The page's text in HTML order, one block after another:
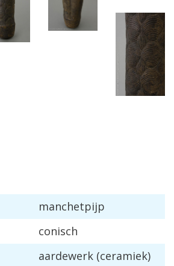
manchetpijp
conisch
aardewerk (ceramiek)